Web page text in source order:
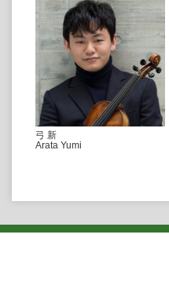
弓 新
Arata Yumi